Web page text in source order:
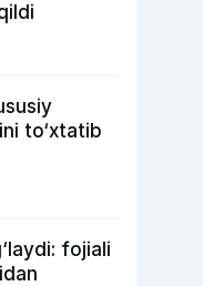
to‘xtatib
fojiali